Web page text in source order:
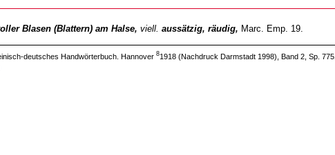
Blasen (Blattern) am Halse, viell. aussätzig, räudig, Marc. Emp. 19.
deutsches Handwörterbuch. Hannover81918 (Nachdruck Darmstadt 1998), Band 2, Sp. 775.